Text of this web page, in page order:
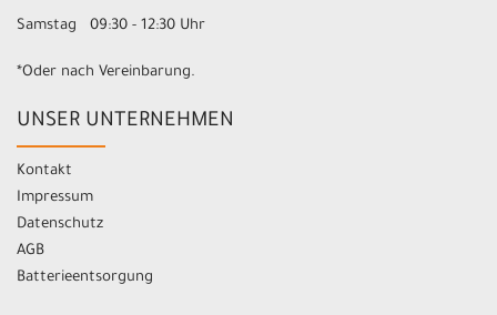
Samstag 09:30 - 12:30 Uhr
*Oder nach Vereinbarung.
UNSER UNTERNEHMEN
Kontakt
Impressum
Datenschutz
AGB
Batterieentsorgung